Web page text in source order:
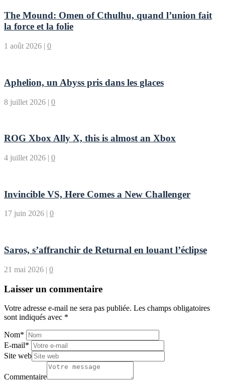
The Mound: Omen of Cthulhu, quand l’union fait
la force et la folie
1 août 2026 | 0
Aphelion, un Abyss pris dans les glaces
8 juillet 2026 | 0
ROG Xbox Ally X, this is almost an Xbox
4 juillet 2026 | 0
Invincible VS, Here Comes a New Challenger
17 juin 2026 | 0
Saros, s’affranchir de Returnal en louant l’éclipse
21 mai 2026 | 0
Laisser un commentaire
Votre adresse e-mail ne sera pas publiée. Les champs obligatoires
sont indiqués avec *
Nom*
E-mail*
Site web
Commentaire